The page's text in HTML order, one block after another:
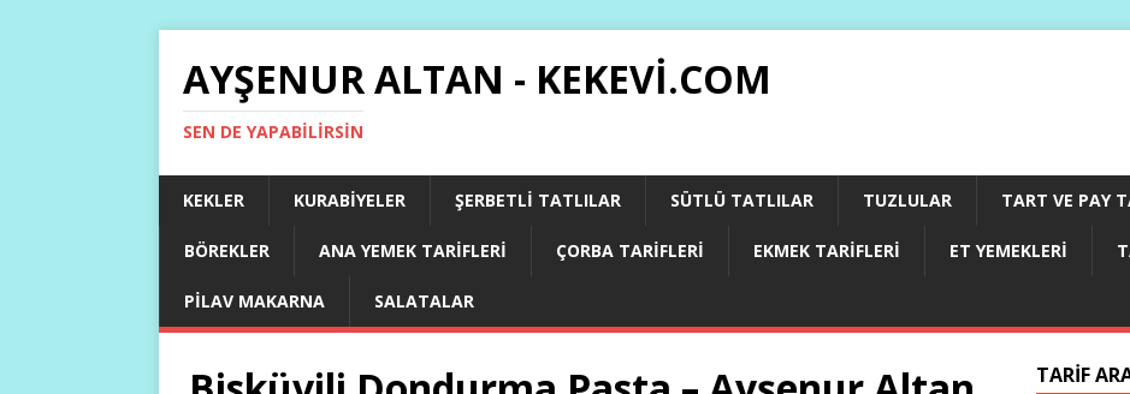
AYŞENUR ALTAN - KEKEVI.COM
SEN DE YAPABILIRSIN
KEKLER KURABIYELER ŞERBETLI TATLILAR SÜTLÜ TATLILAR TUZLULAR TART VE PAY
BÖREKLER ANA YEMEK TARIFLERI ÇORBA TARIFLERI EKMEK TARIFLERI ET YEMEKLERI
PILAV MAKARNA SALATALAR
TARIF